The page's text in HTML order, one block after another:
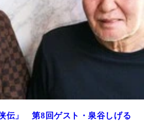
伝」 第8回ゲスト・泉谷しげる